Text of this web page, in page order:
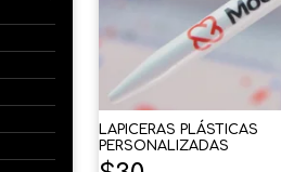
LAPICERAS PLÁSTICAS
PERSONALIZADAS